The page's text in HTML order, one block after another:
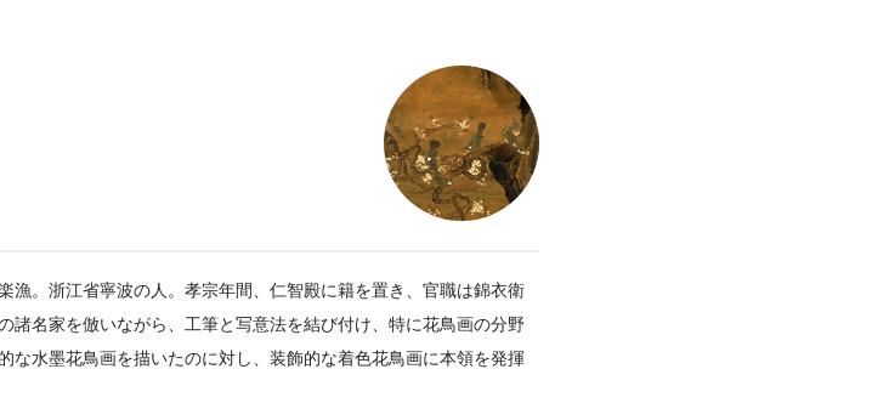
漁。浙江省寧波の人。孝宗年間、仁智殿に籍を置き、官職は錦衣衛
諸名家を倣いながら、工筆と写意法を結び付け、特に花鳥画の分野
な水墨花鳥画を描いたのに対し、装飾的な着色花鳥画に本領を発揮